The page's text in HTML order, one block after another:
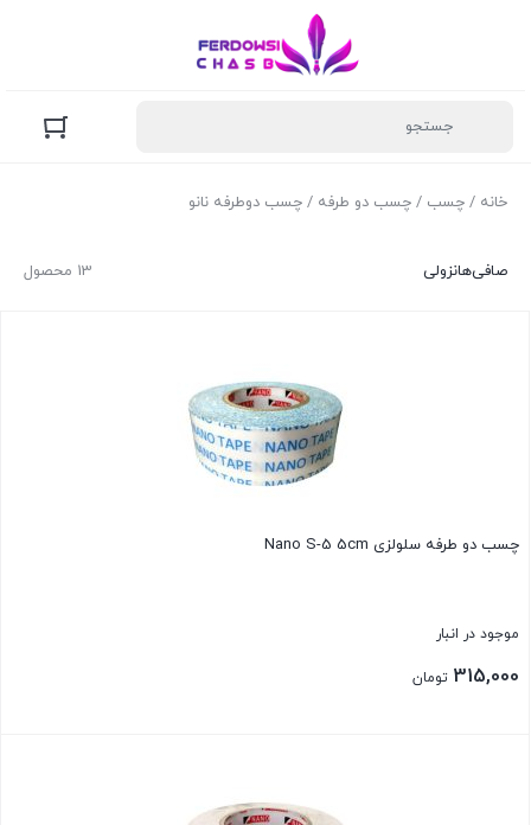
خانه / چسب / چسب دو طرفه / چسب دوطرفه نانو
13 محصول صافی‌هانزولی
چسب دو طرفه سلولزی Nano S-5 5cm
موجود در انبار
315,000 تومان